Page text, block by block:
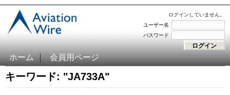
ログインしていません。
ユーザー名
パスワード
ホーム 会員用ページ
キーワード: "JA733A"